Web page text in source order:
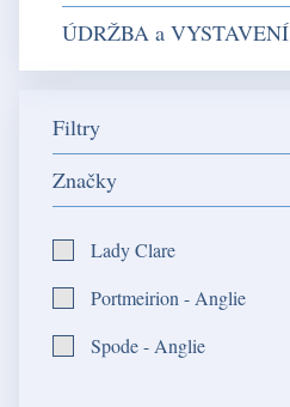
ÚDRŽBA a VYSTAVENÍ
Filtry
Značky
Lady Clare
Portmeirion - Anglie
Spode - Anglie